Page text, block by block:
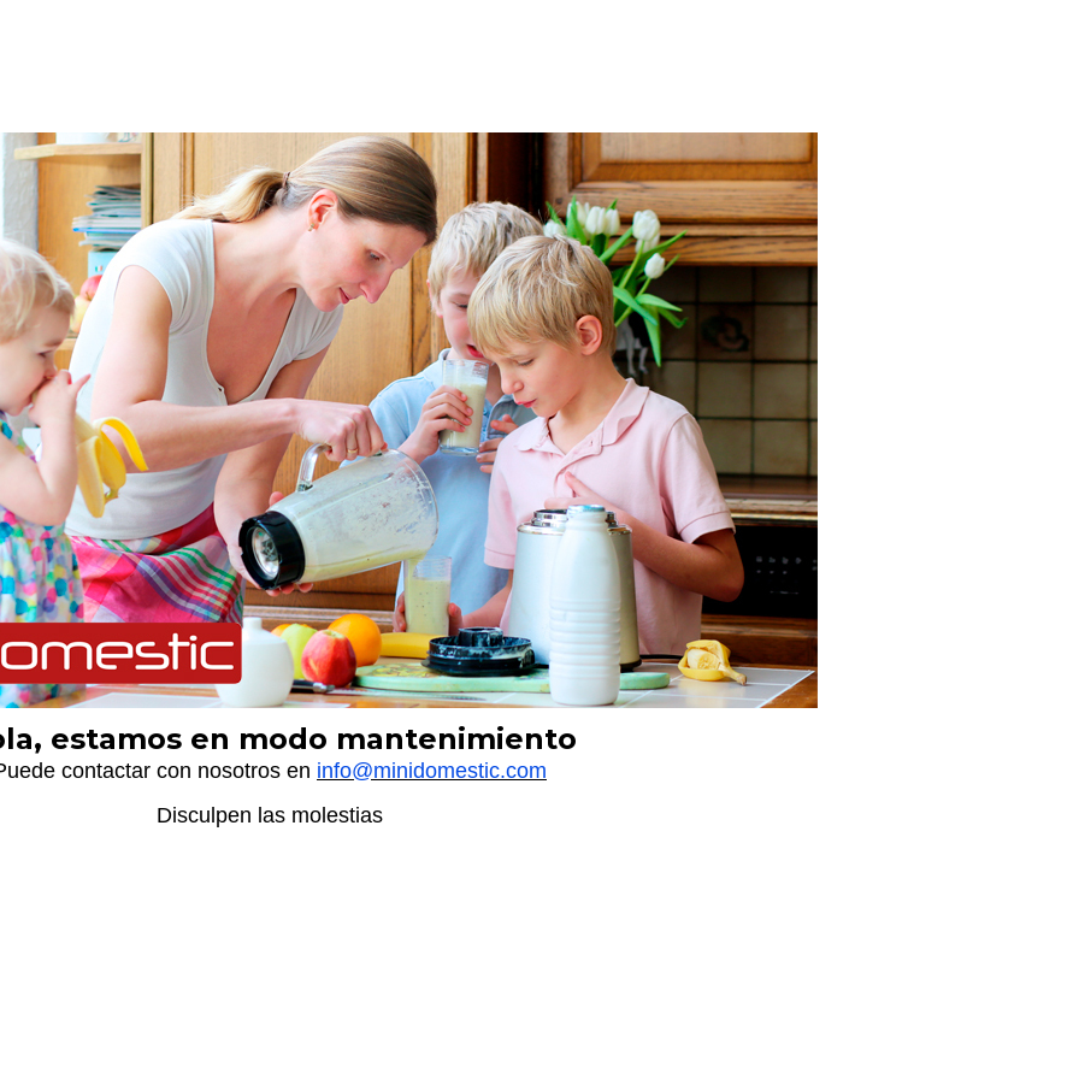
estamos en modo mantenimiento
contactar con nosotros en info@minidomestic.com
Disculpen las molestias